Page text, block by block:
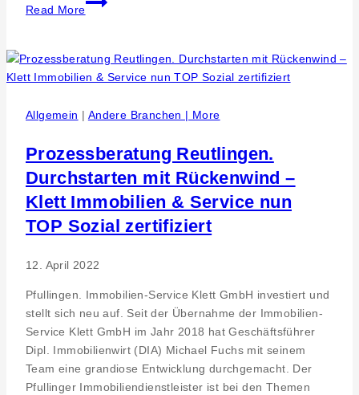
Read More
statt
Allgemein | Andere Branchen | More
Prozessberatung Reutlingen.
Durchstarten mit Rückenwind –
Klett Immobilien & Service nun
TOP Sozial zertifiziert
12. April 2022
Pfullingen. Immobilien-Service Klett GmbH investiert und
stellt sich neu auf. Seit der Übernahme der Immobilien-
Service Klett GmbH im Jahr 2018 hat Geschäftsführer
Dipl. Immobilienwirt (DIA) Michael Fuchs mit seinem
Team eine grandiose Entwicklung durchgemacht. Der
Pfullinger Immobiliendienstleister ist bei den Themen